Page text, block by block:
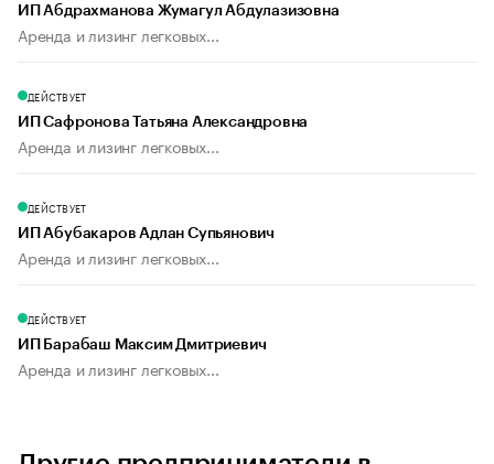
ИП Абдрахманова Жумагул Абдулазизовна
Аренда и лизинг легковых...
ДЕЙСТВУЕТ
ИП Сафронова Татьяна Александровна
Аренда и лизинг легковых...
ДЕЙСТВУЕТ
ИП Абубакаров Адлан Супьянович
Аренда и лизинг легковых...
ДЕЙСТВУЕТ
ИП Барабаш Максим Дмитриевич
Аренда и лизинг легковых...